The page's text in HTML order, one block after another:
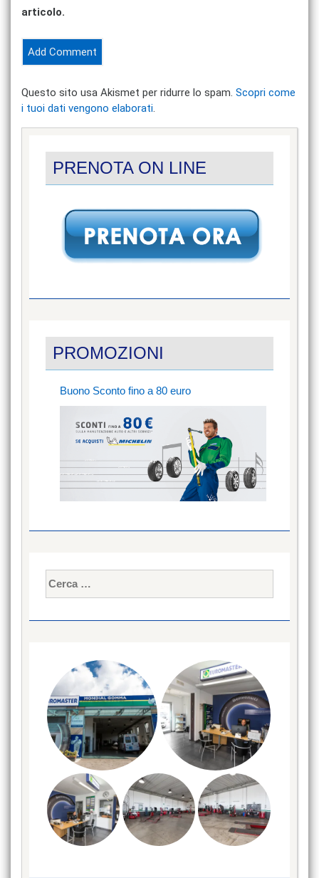
articolo.
Questo sito usa Akismet per ridurre lo spam. Scopri come
i tuoi dati vengono elaborati.
PRENOTA ON LINE
PROMOZIONI
Buono Sconto fino a 80 euro